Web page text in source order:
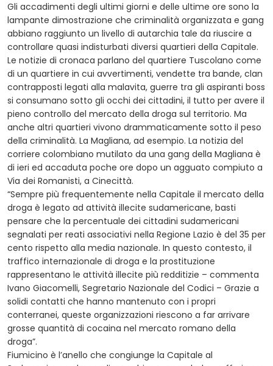
Gli accadimenti degli ultimi giorni e delle ultime ore sono la
lampante dimostrazione che criminalità organizzata e gang
abbiano raggiunto un livello di autarchia tale da riuscire a
controllare quasi indisturbati diversi quartieri della Capitale.
Le notizie di cronaca parlano del quartiere Tuscolano come
di un quartiere in cui avvertimenti, vendette tra bande, clan
contrapposti legati alla malavita, guerre tra gli aspiranti boss
si consumano sotto gli occhi dei cittadini, il tutto per avere il
pieno controllo del mercato della droga sul territorio. Ma
anche altri quartieri vivono drammaticamente sotto il peso
della criminalità. La Magliana, ad esempio. La notizia del
corriere colombiano mutilato da una gang della Magliana è
di ieri ed accaduta poche ore dopo un agguato compiuto a
Via dei Romanisti, a Cinecittà.
“Sempre più frequentemente nella Capitale il mercato della
droga è legato ad attività illecite sudamericane, basti
pensare che la percentuale dei cittadini sudamericani
segnalati per reati associativi nella Regione Lazio è del 35 per
cento rispetto alla media nazionale. In questo contesto, il
traffico internazionale di droga e la prostituzione
rappresentano le attività illecite più redditizie – commenta
Ivano Giacomelli, Segretario Nazionale del Codici – Grazie a
solidi contatti che hanno mantenuto con i propri
conterranei, queste organizzazioni riescono a far arrivare
grosse quantità di cocaina nel mercato romano della
droga”.
Fiumicino è l’anello che congiunge la Capitale al